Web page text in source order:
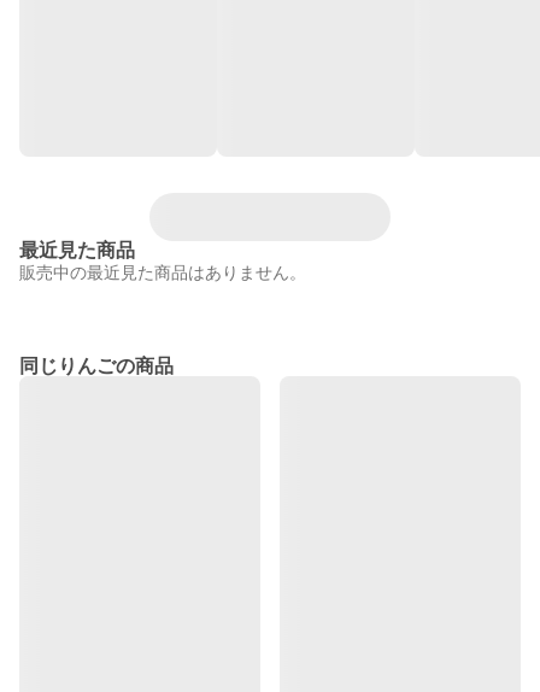
最近見た商品
販売中の最近見た商品はありません。
同じりんごの商品